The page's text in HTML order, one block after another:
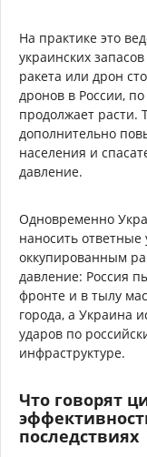
На практике это
украинских
ракета или дрон
дронов в России,
продолжает расти.
дополнительно
населения и
давление.
Одновременно
наносить
оккупированным
давление: Россия
фронте и в тылу
города, а Украина
ударов по
инфраструктуре.
Что говорят
последствиях